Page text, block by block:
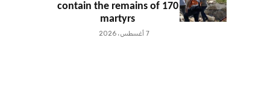
contain the remains of 170
martyrs
7 أغسطس، 2026